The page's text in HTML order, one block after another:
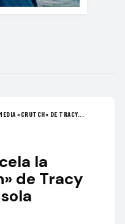
«CRUTCH» DE TRACY...
la
de Tracy